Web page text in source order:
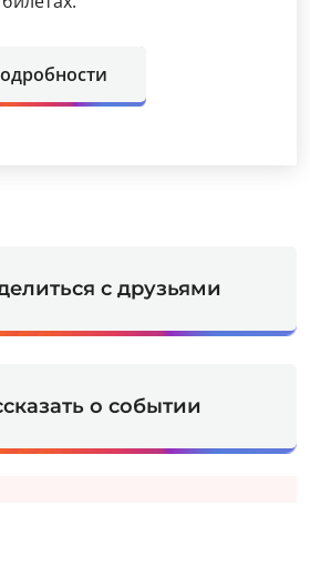
с друзьями
о событии